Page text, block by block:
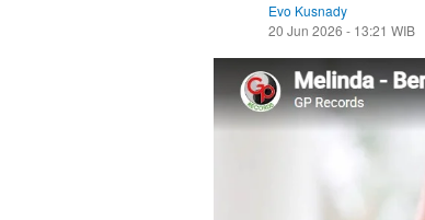
Evo Kusnady
20 Jun 2026 - 13:21 WIB